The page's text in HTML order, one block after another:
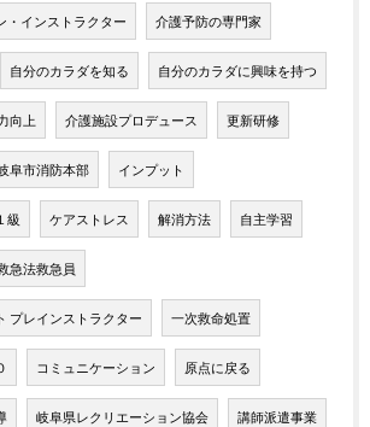
・インストラクター 介護予防の専門家
自分のカラダを知る 自分のカラダに興味を持つ
向上 介護施設プロデュース 更新研修
阜市消防本部 インプット
級 ケアストレス 解消方法 自主学習
急法救急員
プレインストラクター 一次救命処置
コミュニケーション 原点に戻る
岐阜県レクリエーション協会 講師派遣事業